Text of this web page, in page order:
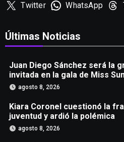
Twitter
WhatsApp
Últimas Noticias
Juan Diego Sánchez será la
invitada en la gala de Miss
agosto 8, 2026
Kiara Coronel cuestionó la
juventud y ardió la polémica
agosto 8, 2026